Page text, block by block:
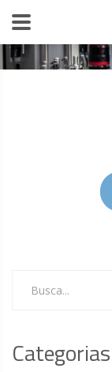
Busca...
Categorias